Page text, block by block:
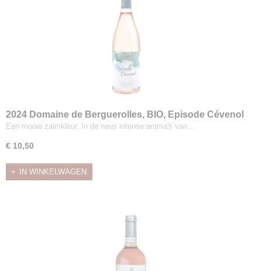
2024 Domaine de Berguerolles, BIO, Episode Cévenol
Rosé, IGP Cévennes
Een mooie zalmkleur. In de neus intense aroma's van…
€ 10,50
IN WINKELWAGEN